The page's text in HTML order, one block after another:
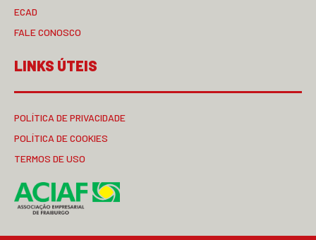
ECAD
FALE CONOSCO
LINKS ÚTEIS
POLÍTICA DE PRIVACIDADE
POLÍTICA DE COOKIES
TERMOS DE USO